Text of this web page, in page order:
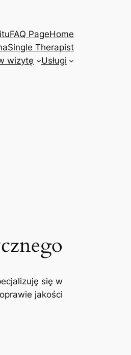
FAQ PageHome
Single Therapist
wizytę Usługi
się w
jakości